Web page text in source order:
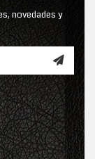
novedades y